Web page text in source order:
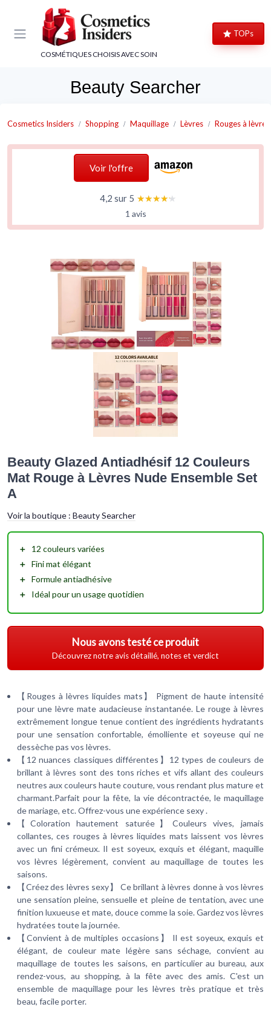
COSMÉTIQUES CHOISIS AVEC SOIN
TOPs
Beauty Searcher
Cosmetics Insiders Shopping Maquillage Lèvres Rouges à lèvres
Voir l'offre
4,2 sur 5 ★★★★★
★★★★★
1 avis
Beauty Glazed Antiadhésif 12 Couleurs
Mat Rouge à Lèvres Nude Ensemble Set
A
Voir la boutique : Beauty Searcher
＋ 12 couleurs variées
＋ Fini mat élégant
＋ Formule antiadhésive
＋
Idéal pour un usage quotidien
Nous avons testé ce produit
Découvrez notre avis détaillé, notes et verdict
【Rouges à lèvres liquides mats】 Pigment de haute intensité
pour une lèvre mate audacieuse instantanée. Le rouge à lèvres
extrêmement longue tenue contient des ingrédients hydratants
pour une sensation confortable, émolliente et soyeuse qui ne
dessèche pas vos lèvres.
【12 nuances classiques différentes】12 types de couleurs de
brillant à lèvres sont des tons riches et vifs allant des couleurs
neutres aux couleurs haute couture, vous rendant plus mature et
charmant.Parfait pour la fête, la vie décontractée, le maquillage
de mariage, etc. Offrez-vous une expérience sexy .
【Coloration hautement saturée】Couleurs vives, jamais
collantes, ces rouges à lèvres liquides mats laissent vos lèvres
avec un fini crémeux. Il est soyeux, exquis et élégant, maquille
vos lèvres légèrement, convient au maquillage de toutes les
saisons.
【Créez des lèvres sexy】 Ce brillant à lèvres donne à vos lèvres
une sensation pleine, sensuelle et pleine de tentation, avec une
finition luxueuse et mate, douce comme la soie. Gardez vos lèvres
hydratées toute la journée.
【Convient à de multiples occasions】 Il est soyeux, exquis et
élégant, de couleur mate légère sans séchage, convient au
maquillage de toutes les saisons, en particulier au bureau, aux
rendez-vous, au shopping, à la fête avec des amis. C'est un
ensemble de maquillage pour les lèvres très pratique et très
beau, facile porter.
Panneau de gestion des cookies